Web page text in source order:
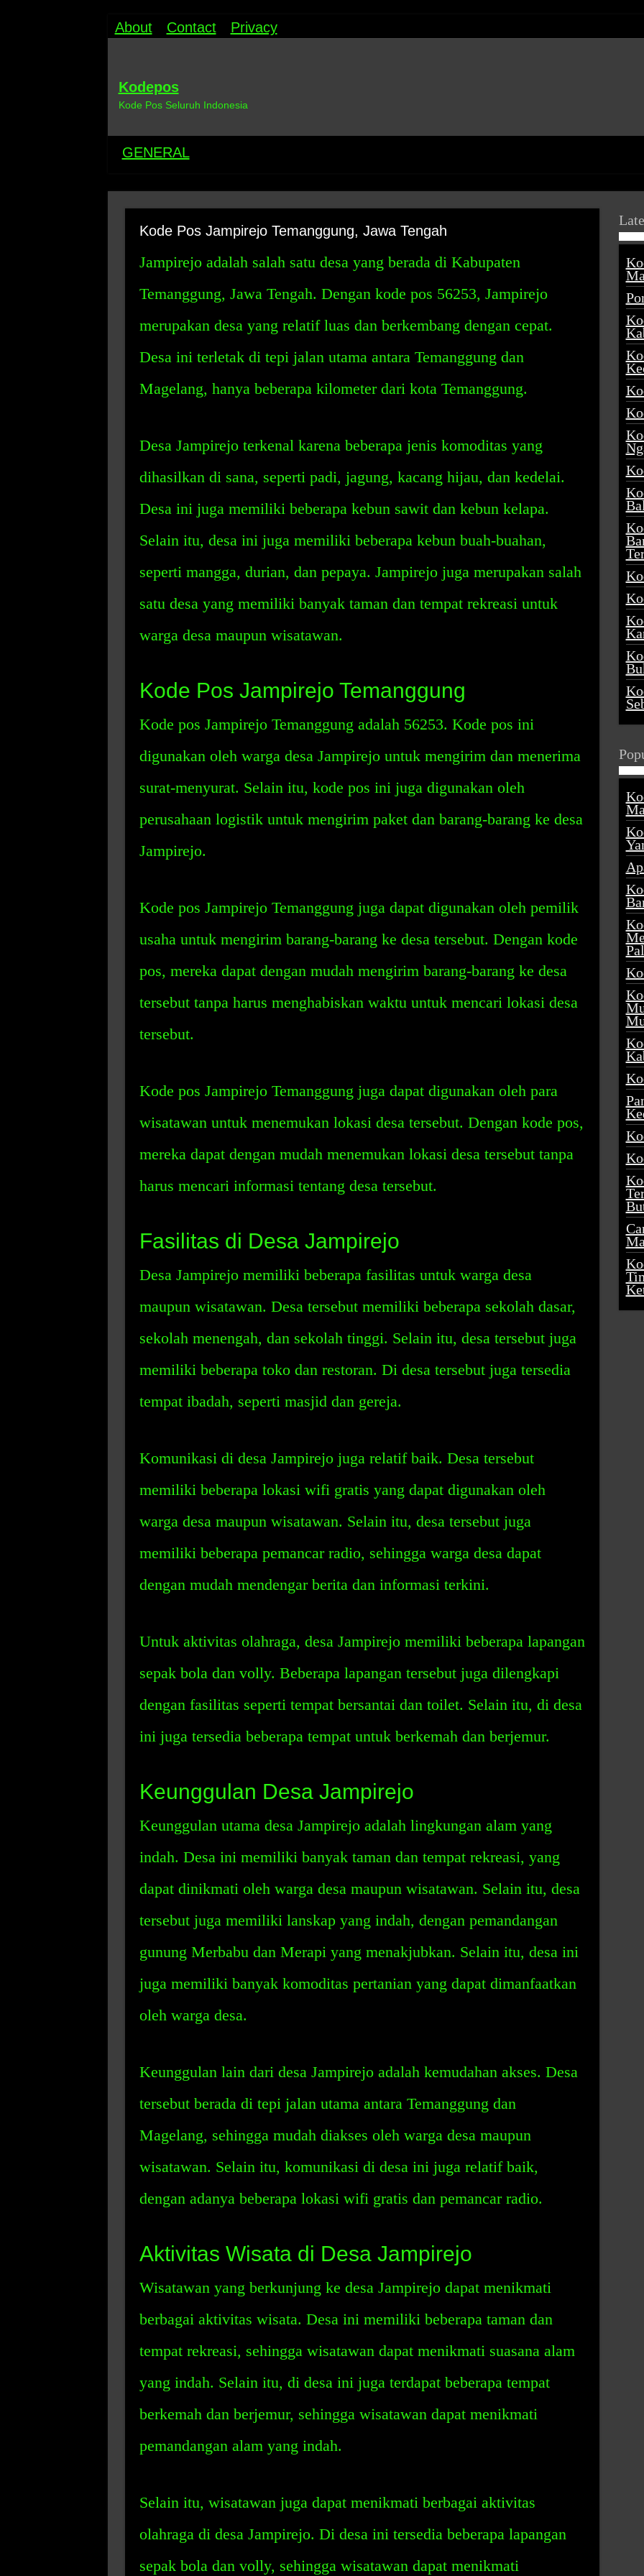
About Contact Privacy
Kodepos
Kode Pos Seluruh Indonesia
GENERAL
Kode Pos Jampirejo Temanggung, Jawa Tengah
Jampirejo adalah salah satu desa yang berada di Kabupaten
Temanggung, Jawa Tengah. Dengan kode pos 56253, Jampirejo
merupakan desa yang relatif luas dan berkembang dengan cepat.
Desa ini terletak di tepi jalan utama antara Temanggung dan
Magelang, hanya beberapa kilometer dari kota Temanggung.
Desa Jampirejo terkenal karena beberapa jenis komoditas yang
dihasilkan di sana, seperti padi, jagung, kacang hijau, dan kedelai.
Desa ini juga memiliki beberapa kebun sawit dan kebun kelapa.
Selain itu, desa ini juga memiliki beberapa kebun buah-buahan,
seperti mangga, durian, dan pepaya. Jampirejo juga merupakan salah
satu desa yang memiliki banyak taman dan tempat rekreasi untuk
warga desa maupun wisatawan.
Kode Pos Jampirejo Temanggung
Kode pos Jampirejo Temanggung adalah 56253. Kode pos ini
digunakan oleh warga desa Jampirejo untuk mengirim dan menerima
surat-menyurat. Selain itu, kode pos ini juga digunakan oleh
perusahaan logistik untuk mengirim paket dan barang-barang ke desa
Jampirejo.
Kode pos Jampirejo Temanggung juga dapat digunakan oleh pemilik
usaha untuk mengirim barang-barang ke desa tersebut. Dengan kode
pos, mereka dapat dengan mudah mengirim barang-barang ke desa
tersebut tanpa harus menghabiskan waktu untuk mencari lokasi desa
tersebut.
Kode pos Jampirejo Temanggung juga dapat digunakan oleh para
wisatawan untuk menemukan lokasi desa tersebut. Dengan kode pos,
mereka dapat dengan mudah menemukan lokasi desa tersebut tanpa
harus mencari informasi tentang desa tersebut.
Fasilitas di Desa Jampirejo
Desa Jampirejo memiliki beberapa fasilitas untuk warga desa
maupun wisatawan. Desa tersebut memiliki beberapa sekolah dasar,
sekolah menengah, dan sekolah tinggi. Selain itu, desa tersebut juga
memiliki beberapa toko dan restoran. Di desa tersebut juga tersedia
tempat ibadah, seperti masjid dan gereja.
Komunikasi di desa Jampirejo juga relatif baik. Desa tersebut
memiliki beberapa lokasi wifi gratis yang dapat digunakan oleh
warga desa maupun wisatawan. Selain itu, desa tersebut juga
memiliki beberapa pemancar radio, sehingga warga desa dapat
dengan mudah mendengar berita dan informasi terkini.
Untuk aktivitas olahraga, desa Jampirejo memiliki beberapa lapangan
sepak bola dan volly. Beberapa lapangan tersebut juga dilengkapi
dengan fasilitas seperti tempat bersantai dan toilet. Selain itu, di desa
ini juga tersedia beberapa tempat untuk berkemah dan berjemur.
Keunggulan Desa Jampirejo
Keunggulan utama desa Jampirejo adalah lingkungan alam yang
indah. Desa ini memiliki banyak taman dan tempat rekreasi, yang
dapat dinikmati oleh warga desa maupun wisatawan. Selain itu, desa
tersebut juga memiliki lanskap yang indah, dengan pemandangan
gunung Merbabu dan Merapi yang menakjubkan. Selain itu, desa ini
juga memiliki banyak komoditas pertanian yang dapat dimanfaatkan
oleh warga desa.
Keunggulan lain dari desa Jampirejo adalah kemudahan akses. Desa
tersebut berada di tepi jalan utama antara Temanggung dan
Magelang, sehingga mudah diakses oleh warga desa maupun
wisatawan. Selain itu, komunikasi di desa ini juga relatif baik,
dengan adanya beberapa lokasi wifi gratis dan pemancar radio.
Aktivitas Wisata di Desa Jampirejo
Wisatawan yang berkunjung ke desa Jampirejo dapat menikmati
berbagai aktivitas wisata. Desa ini memiliki beberapa taman dan
tempat rekreasi, sehingga wisatawan dapat menikmati suasana alam
yang indah. Selain itu, di desa ini juga terdapat beberapa tempat
berkemah dan berjemur, sehingga wisatawan dapat menikmati
pemandangan alam yang indah.
Selain itu, wisatawan juga dapat menikmati berbagai aktivitas
olahraga di desa Jampirejo. Di desa ini tersedia beberapa lapangan
sepak bola dan volly, sehingga wisatawan dapat menikmati